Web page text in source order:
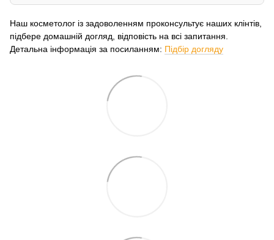
Наш косметолог із задоволенням проконсультує наших клінтів,
підбере домашній догляд, відповість на всі запитання.
Детальна інформація за посиланням: Підбір догляду